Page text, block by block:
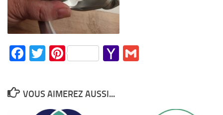
Facebook
TwitterPinterestYahoo
VOUS AIMEREZ AUSSI...